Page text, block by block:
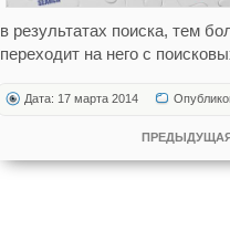
в результатах поиска, тем
переходит на него с
Дата: 17 марта 2014